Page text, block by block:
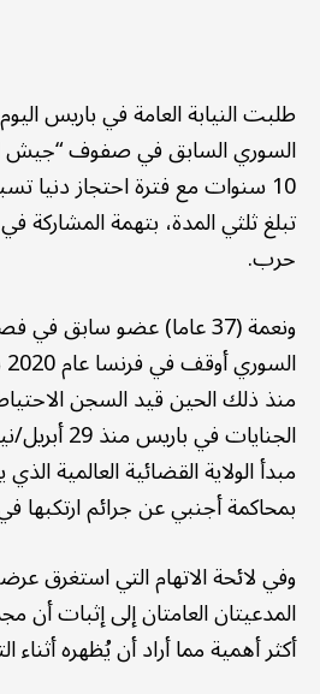
طلبت النيابة العامة في باريس
السوري السابق في صفوف “جيش
10 سنوات مع فترة احتجاز دنيا
تبلغ ثلثي المدة، بتهمة
حرب.
ونعمة (37 عاما) عضو سابق
منذ ذلك الحين قيد السجن
الجنايات
مبدأ الولاية القضائية العالمية
بمحاكمة أجنبي عن جرائم ارتكبها
المدعيتان العامتان إلى إثبات
أكثر أهمية مما أراد أن يُظهره أثناء